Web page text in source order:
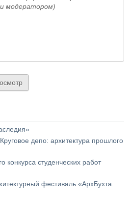
модератором)
депо: архитектура прошлого
конкурса студенческих работ
фестиваль «АрхБухта.